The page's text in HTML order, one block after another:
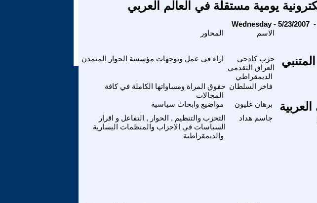
يومية مستقلة في العالم العربي
الاسم
اراء في عمل وتوجهات مؤسسة الحوار المتمدن
حزب كادحي
العراق التقدمي
الديمقراطي
حقوق المراة ومساواتها الكاملة في كافة
المجالات
فاخر السلطان
مواضيع وابحاث سياسية برهان غليون
التحزب والتنظيم , الحوار , التفاعل و اقرار
السياسات في الاحزاب والمنظمات اليسارية
والديمقراطية
جاسم هداد